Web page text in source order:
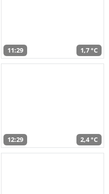
11:29 1,7 °C
12:29 2,4 °C